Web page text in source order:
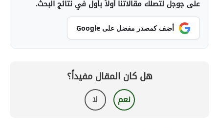
على جوجل لتصلك مقالاتنا أولاً بأول في نتائج البحث.
أضف كمصدر مفضل على Google
هل كان المقال مفيداً؟
نعم لا